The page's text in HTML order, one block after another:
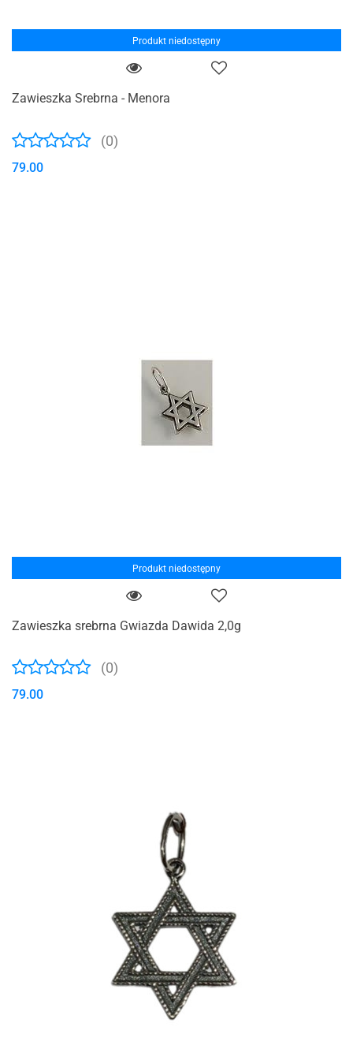
Produkt niedostępny
Zawieszka Srebrna - Menora
(0)
79.00
Produkt niedostępny
Zawieszka srebrna Gwiazda Dawida 2,0g
(0)
79.00